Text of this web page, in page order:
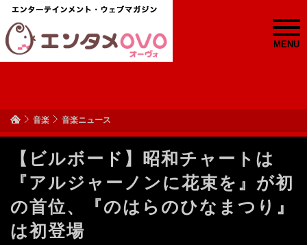
MENU
音楽 音楽ニュース
【ビルボード】昭和チャートは
『アルジャーノンに花束を』が初
の首位、『のはらのひなまつり』
は初登場